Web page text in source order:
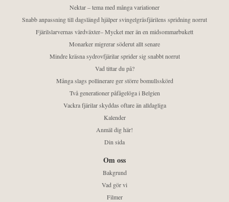
Nektar – tema med många variationer
Snabb anpassning till dagslängd hjälper svingelgräsfjärilens spridning norrut
Fjärilslarvernas värdväxter– Mycket mer än en midsommarbukett
Monarker migrerar söderut allt senare
Mindre kräsna sydrovfjärilar sprider sig snabbt norrut
Vad tittar du på?
Många slags pollinerare ger större bomullsskörd
Två generationer påfågelöga i Belgien
Vackra fjärilar skyddas oftare än alldagliga
Kalender
Anmäl dig här!
Din sida
Om oss
Bakgrund
Vad gör vi
Filmer